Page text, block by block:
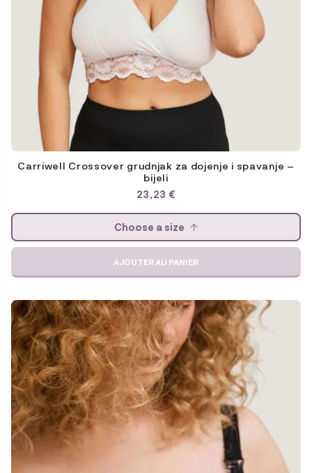
Carriwell Crossover grudnjak za dojenje i spavanje –
bijeli
23,23 €
Choose a size
AJOUTER AU PANIER